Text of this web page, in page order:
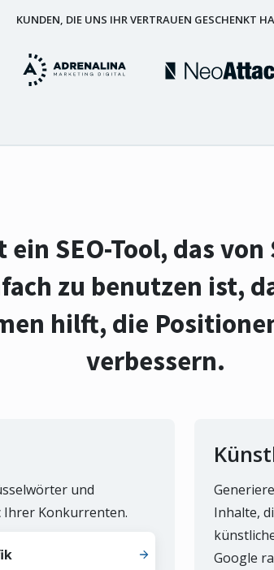
KUNDEN, DIE UNS IHR VERTRAUEN GESCHENKT
ein SEO-Tool, das
zu benutzen ist,
hilft, die
verbessern.
und
Ihrer Konkurrenten.
Inhalte,
Google